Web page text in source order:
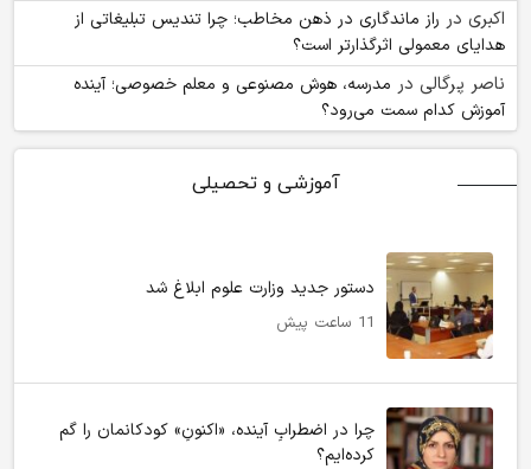
اکبری در راز ماندگاری در ذهن مخاطب؛ چرا تندیس تبلیغاتی از
هدایای معمولی اثرگذارتر است؟
ناصر پرگالی در مدرسه، هوش مصنوعی و معلم خصوصی؛ آینده
آموزش کدام سمت می‌رود؟
آموزشی و تحصیلی
دستور جدید وزارت علوم ابلاغ شد
11 ساعت پیش
چرا در اضطرابِ آینده، «اکنونِ» کودکانمان را گم
کرده‌ایم؟